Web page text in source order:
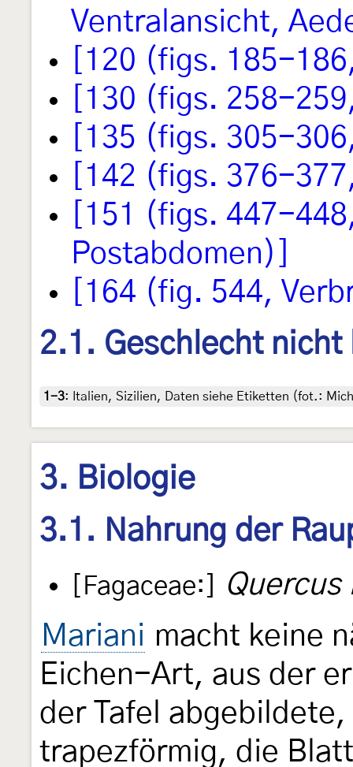
Ventralansicht,
[120 (figs. 185-
[130 (figs. 258-
[135 (figs. 305-
[142 (figs. 376-
[151 (figs. 447-
Postabdomen)]
[164 (fig. 544,
2.1. Geschlecht nicht
1-3: Italien, Sizilien, Daten siehe Etiketten (fot.:
3. Biologie
3.1. Nahrung der
[Fagaceae:]
Quercus
Mariani macht keine
Eichen-Art, aus der
der Tafel
trapezförmig, die